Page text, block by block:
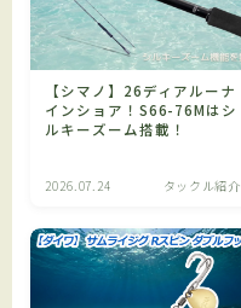
【シマノ】26ディアルーナ
インショア！S66-76Mはシ
ルキーズーム搭載！
2026.07.24 タックル紹介